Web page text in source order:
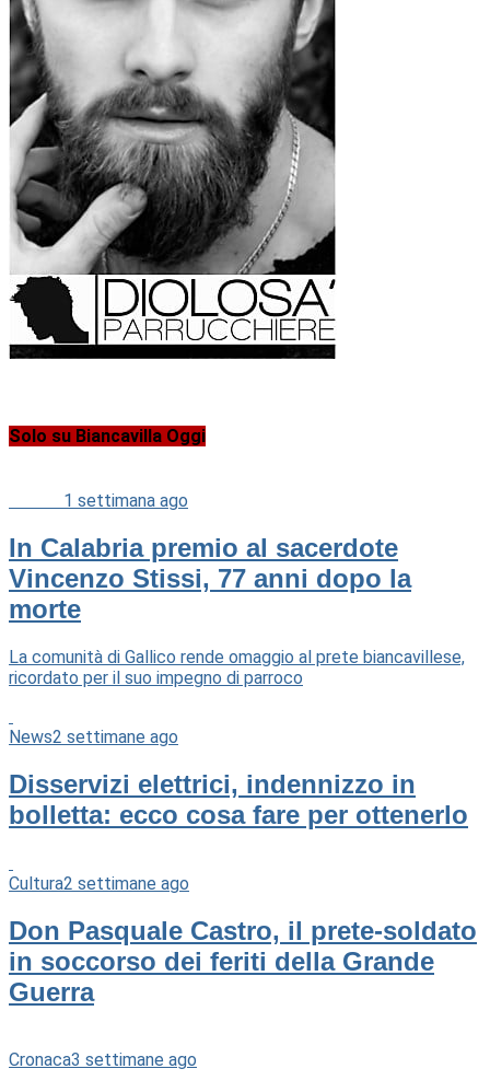
Solo su Biancavilla Oggi
1 settimana ago
In Calabria premio al sacerdote
Vincenzo Stissi, 77 anni dopo la
morte
La comunità di Gallico rende omaggio al prete biancavillese,
ricordato per il suo impegno di parroco
News2 settimane ago
Disservizi elettrici, indennizzo in
bolletta: ecco cosa fare per ottenerlo
Cultura2 settimane ago
Don Pasquale Castro, il prete-soldato
in soccorso dei feriti della Grande
Guerra
Cronaca3 settimane ago